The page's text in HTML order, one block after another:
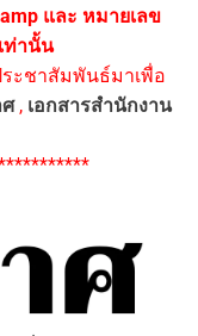
และ หมายเลข
ท่านั้น
ะชาสัมพันธ์มาเพื่อ
, เอกสารสำนักงาน